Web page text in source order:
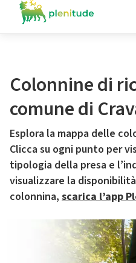
Colonnine di
comune di
Esplora la mappa delle
Clicca su ogni punto per
tipologia della presa e
visualizzare la
colonnina, scarica l’app